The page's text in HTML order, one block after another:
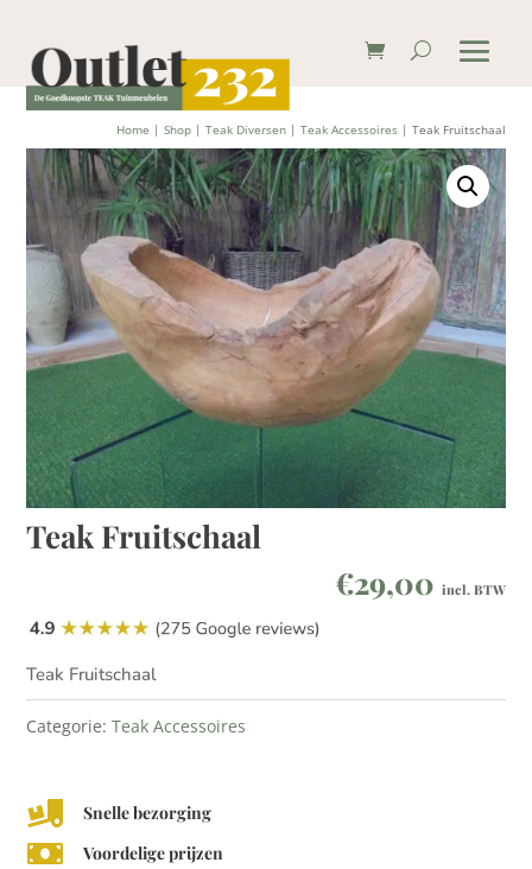
Home | Shop| Teak Diversen| Teak Accessoires| Teak Fruitschaal
Teak Fruitschaal
€29,00 incl. BTW
Teak Fruitschaal
Categorie:Teak Accessoires
 Snelle bezorging
 Voordelige prijzen